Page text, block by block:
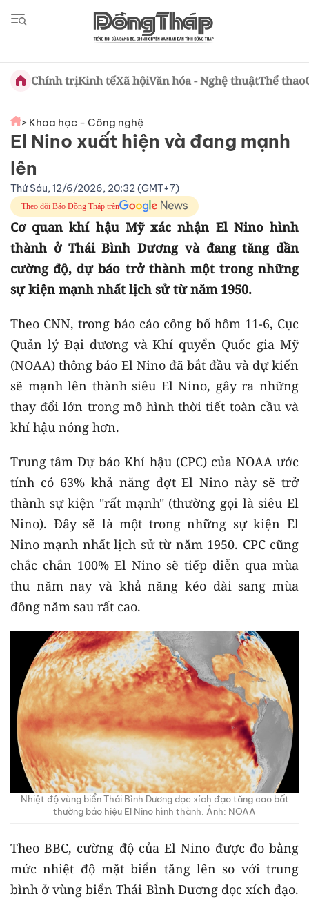
Chính trịKinh tếXã hộiVăn hóa - Nghệ thuậtThể thao
> Khoa học - Công nghệ
El Nino xuất hiện và đang mạnh
lên
Thứ Sáu, 12/6/2026, 20:32 (GMT+7)
Theo dõi Báo Đồng Tháp trên
Cơ quan khí hậu Mỹ xác nhận El Nino hình
thành ở Thái Bình Dương và đang tăng dần
cường độ, dự báo trở thành một trong những
sự kiện mạnh nhất lịch sử từ năm 1950.
Theo CNN, trong báo cáo công bố hôm 11-6, Cục
Quản lý Đại dương và Khí quyển Quốc gia Mỹ
(NOAA) thông báo El Nino đã bắt đầu và dự kiến
sẽ mạnh lên thành siêu El Nino, gây ra những
thay đổi lớn trong mô hình thời tiết toàn cầu và
khí hậu nóng hơn.
Trung tâm Dự báo Khí hậu (CPC) của NOAA ước
tính có 63% khả năng đợt El Nino này sẽ trở
thành sự kiện "rất mạnh" (thường gọi là siêu El
Nino). Đây sẽ là một trong những sự kiện El
Nino mạnh nhất lịch sử từ năm 1950. CPC cũng
chắc chắn 100% El Nino sẽ tiếp diễn qua mùa
thu năm nay và khả năng kéo dài sang mùa
đông năm sau rất cao.
Nhiệt độ vùng biển Thái Bình Dương dọc xích đạo tăng cao bất
thường báo hiệu El Nino hình thành. Ảnh: NOAA
Theo BBC, cường độ của El Nino được đo bằng
mức nhiệt độ mặt biển tăng lên so với trung
bình ở vùng biển Thái Bình Dương dọc xích đạo.